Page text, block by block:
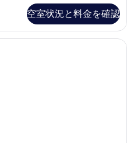
空室状況と料金を確認
スーペリア シングルルーム | 羽毛の